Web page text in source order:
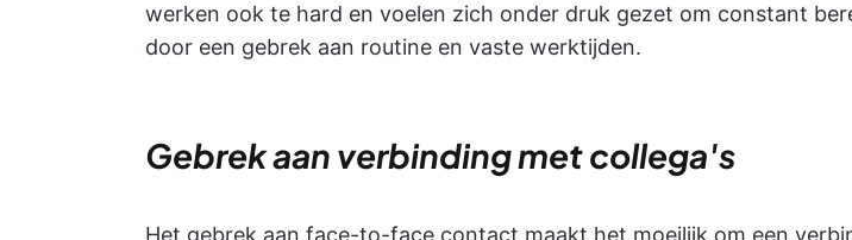
werken ook te hard en voelen zich onder druk gezet om constant
door een gebrek aan routine en vaste werktijden.
Gebrek aan verbinding met collega's
Het gebrek aan face-to-face contact maakt het moeilijk om een